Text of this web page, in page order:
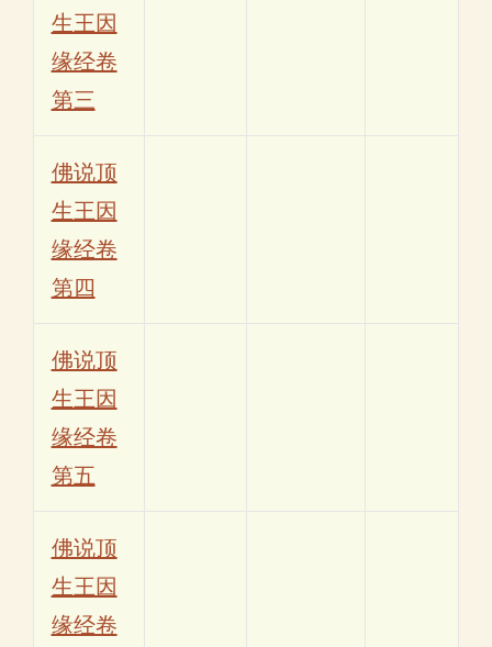
生王因
缘经卷
第三
佛说顶
生王因
缘经卷
第四
佛说顶
生王因
缘经卷
第五
佛说顶
生王因
缘经卷